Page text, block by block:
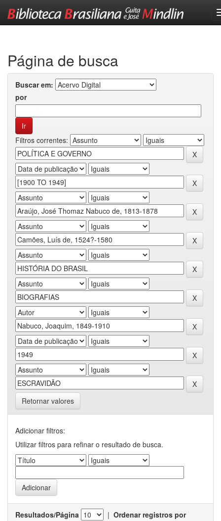
Página de busca
Buscar em:
por
Filtros correntes:
Retornar valores
Adicionar filtros:
Utilizar filtros para refinar o resultado de busca.
Resultados/Página | Ordenar registros por